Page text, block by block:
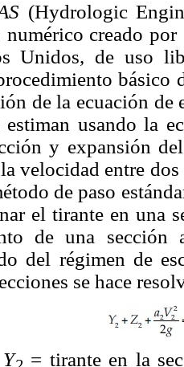
(Hydrologic
creado
Unidos, de uso
básico
de la ecuación de
usando la
y expansión
velocidad entre
de paso
el tirante en una
de una sección
del régimen de
se hace
Y = tirante en la